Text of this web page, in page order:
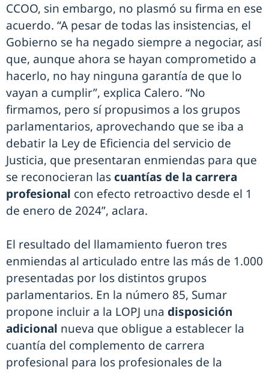
CCOO, sin embargo, no plasmó su firma en ese
acuerdo. “A pesar de todas las insistencias, el
Gobierno se ha negado siempre a negociar, así
que, aunque ahora se hayan comprometido a
hacerlo, no hay ninguna garantía de que lo
vayan a cumplir”, explica Calero. “No
firmamos, pero sí propusimos a los grupos
parlamentarios, aprovechando que se iba a
debatir la Ley de Eficiencia del servicio de
Justicia, que presentaran enmiendas para que
se reconocieran las cuantías de la carrera
profesional con efecto retroactivo desde el 1
de enero de 2024”, aclara.
El resultado del llamamiento fueron tres
enmiendas al articulado entre las más de 1.000
presentadas por los distintos grupos
parlamentarios. En la número 85, Sumar
propone incluir a la LOPJ una disposición
adicional nueva que obligue a establecer la
cuantía del complemento de carrera
profesional para los profesionales de la